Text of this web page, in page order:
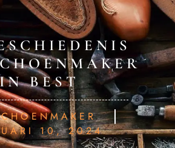
IN BEST
10, 2024